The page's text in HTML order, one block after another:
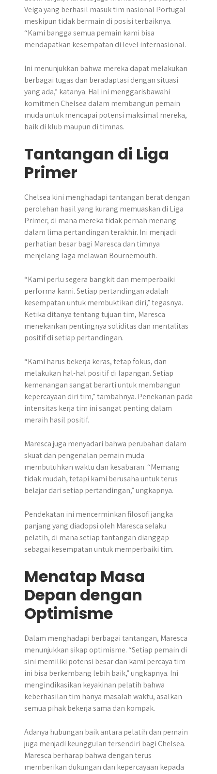
Veiga yang berhasil masuk tim nasional Portugal
meskipun tidak bermain di posisi terbaiknya.
“Kami bangga semua pemain kami bisa
mendapatkan kesempatan di level internasional.
Ini menunjukkan bahwa mereka dapat melakukan
berbagai tugas dan beradaptasi dengan situasi
yang ada,” katanya. Hal ini menggarisbawahi
komitmen Chelsea dalam membangun pemain
muda untuk mencapai potensi maksimal mereka,
baik di klub maupun di timnas.
Tantangan di Liga
Primer
Chelsea kini menghadapi tantangan berat dengan
perolehan hasil yang kurang memuaskan di Liga
Primer, di mana mereka tidak pernah menang
dalam lima pertandingan terakhir. Ini menjadi
perhatian besar bagi Maresca dan timnya
menjelang laga melawan Bournemouth.
“Kami perlu segera bangkit dan memperbaiki
performa kami. Setiap pertandingan adalah
kesempatan untuk membuktikan diri,” tegasnya.
Ketika ditanya tentang tujuan tim, Maresca
menekankan pentingnya soliditas dan mentalitas
positif di setiap pertandingan.
“Kami harus bekerja keras, tetap fokus, dan
melakukan hal-hal positif di lapangan. Setiap
kemenangan sangat berarti untuk membangun
kepercayaan diri tim,” tambahnya. Penekanan pada
intensitas kerja tim ini sangat penting dalam
meraih hasil positif.
Maresca juga menyadari bahwa perubahan dalam
skuat dan pengenalan pemain muda
membutuhkan waktu dan kesabaran. “Memang
tidak mudah, tetapi kami berusaha untuk terus
belajar dari setiap pertandingan,” ungkapnya.
Pendekatan ini mencerminkan filosofi jangka
panjang yang diadopsi oleh Maresca selaku
pelatih, di mana setiap tantangan dianggap
sebagai kesempatan untuk memperbaiki tim.
Menatap Masa
Depan dengan
Optimisme
Dalam menghadapi berbagai tantangan, Maresca
menunjukkan sikap optimisme. “Setiap pemain di
sini memiliki potensi besar dan kami percaya tim
ini bisa berkembang lebih baik,” ungkapnya. Ini
mengindikasikan keyakinan pelatih bahwa
keberhasilan tim hanya masalah waktu, asalkan
semua pihak bekerja sama dan kompak.
Adanya hubungan baik antara pelatih dan pemain
juga menjadi keunggulan tersendiri bagi Chelsea.
Maresca berharap bahwa dengan terus
memberikan dukungan dan kepercayaan kepada